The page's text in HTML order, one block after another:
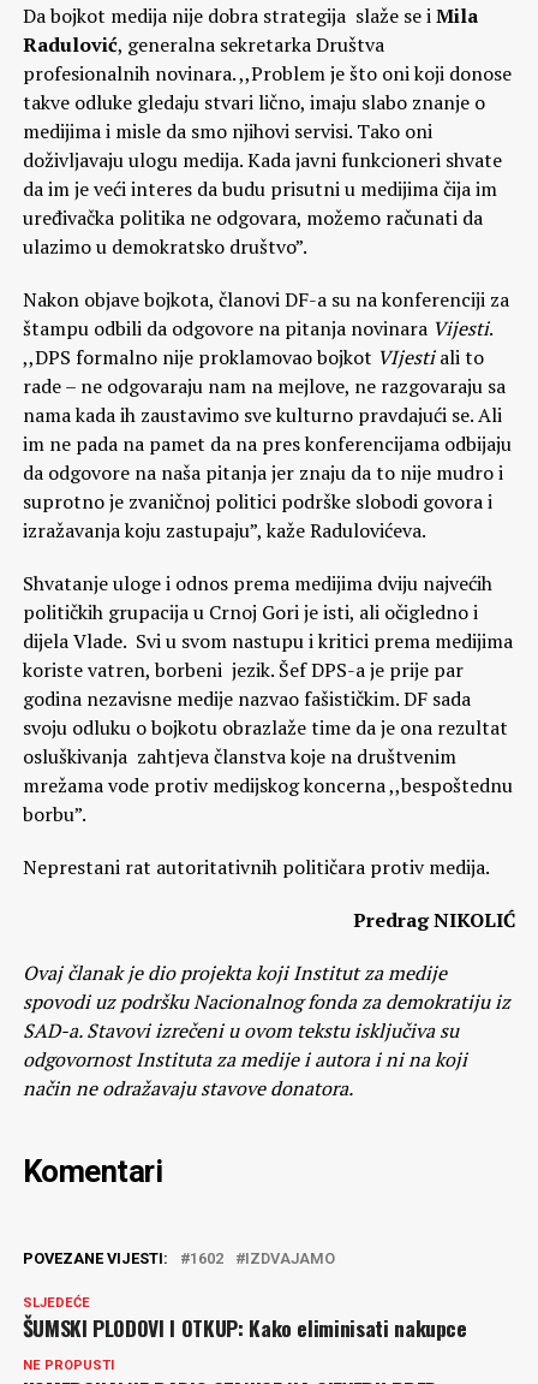
Da bojkot medija nije dobra strategija slaže se iMila
Radulović, generalna sekretarka Društva
profesionalnih novinara. ,,Problem je što oni koji donose
takve odluke gledaju stvari lično, imaju slabo znanje o
medijima i misle da smo njihovi servisi. Tako oni
doživljavaju ulogu medija. Kada javni funkcioneri shvate
da im je veći interes da budu prisutni u medijima čija im
uređivačka politika ne odgovara, možemo računati da
ulazimo u demokratsko društvo”.
Nakon objave bojkota, članovi DF-a su na konferenciji za
štampu odbili da odgovore na pitanja novinara Vijesti.
,,DPS formalno nije proklamovao bojkot VIjestiali to
rade – ne odgovaraju nam na mejlove, ne razgovaraju sa
nama kada ih zaustavimo sve kulturno pravdajući se. Ali
im ne pada na pamet da na pres konferencijama odbijaju
da odgovore na naša pitanja jer znaju da to nije mudro i
suprotno je zvaničnoj politici podrške slobodi govora i
izražavanja koju zastupaju”, kaže Radulovićeva.
Shvatanje uloge i odnos prema medijima dviju najvećih
političkih grupacija u Crnoj Gori je isti, ali očigledno i
dijela Vlade. Svi u svom nastupu i kritici prema medijima
koriste vatren, borbeni jezik. Šef DPS-a je prije par
godina nezavisne medije nazvao fašističkim. DF sada
svoju odluku o bojkotu obrazlaže time da je ona rezultat
osluškivanja zahtjeva članstva koje na društvenim
mrežama vode protiv medijskog koncerna ,,bespoštednu
borbu”.
Neprestani rat autoritativnih političara protiv medija.
Predrag NIKOLIĆ
Ovaj članak je dio projekta koji Institut za medije
spovodi uz podršku Nacionalnog fonda za demokratiju iz
SAD-a. Stavovi izrečeni u ovom tekstu isključiva su
odgovornost Instituta za medije i autora i ni na koji
način ne odražavaju stavove donatora.
Komentari
POVEZANE VIJESTI: 1602 IZDVAJAMO
SLJEDEĆE
ŠUMSKI PLODOVI I OTKUP: Kako eliminisati nakupce
NE PROPUSTI